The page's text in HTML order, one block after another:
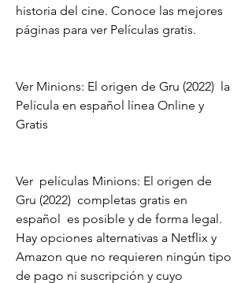
historia del cine. Conoce las mejores
páginas para ver Películas gratis.
Ver Minions: El origen de Gru (2022)  la
Película en español línea Online y
Gratis
Ver  películas Minions: El origen de
Gru (2022)  completas gratis en
español  es posible y de forma legal.
Hay opciones alternativas a Netflix y
Amazon que no requieren ningún tipo
de pago ni suscripción y cuyo